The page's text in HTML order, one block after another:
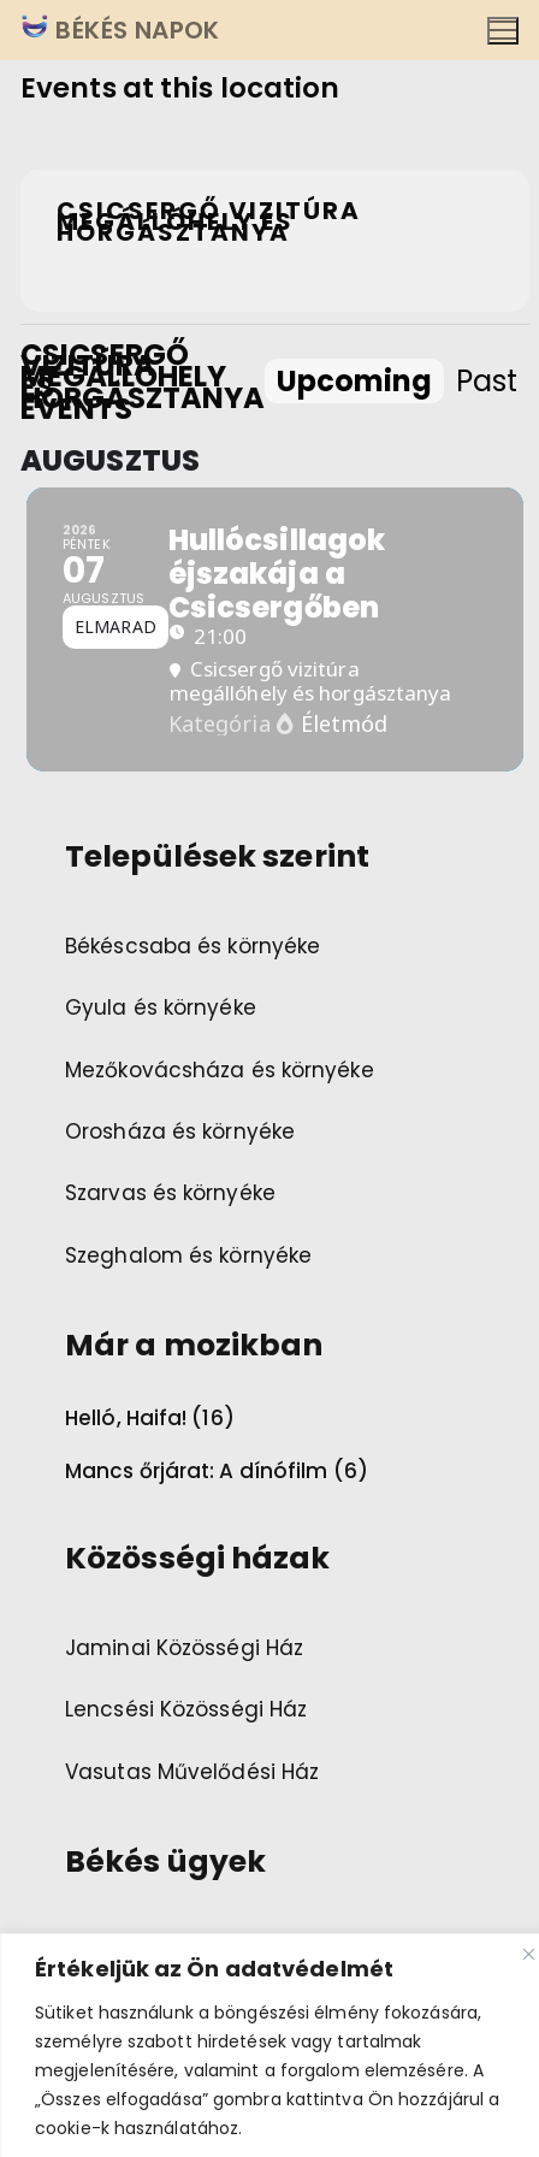
Értékeljük az Ön adatvédelmét
Sütiket használunk a böngészési élmény fokozására,
személyre szabott hirdetések vagy tartalmak
megjelenítésére, valamint a forgalom elemzésére. A
„Összes elfogadása” gombra kattintva Ön hozzájárul a
cookie-k használatához.
Ugrás
a
tartalomra
BÉKÉS NAPOK
Events at this location
CSICSERGŐ VIZITÚRA
MEGÁLLÓHELY ÉS
HORGÁSZTANYA
CSICSERGŐ
VIZITÚRA
MEGÁLLÓHELY
ÉS
HORGÁSZTANYA
EVENTS
Upcoming
Past
AUGUSZTUS
2026
PÉNTEK
07
AUGUSZTUS
ELMARAD
Hullócsillagok
éjszakája a
Csicsergőben
21:00
Csicsergő vizitúra
megállóhely és horgásztanya
Kategória Életmód
Települések szerint
Békéscsaba és környéke
Gyula és környéke
Mezőkovácsháza és környéke
Orosháza és környéke
Szarvas és környéke
Szeghalom és környéke
Már a mozikban
Helló, Haifa! (16)
Mancs őrjárat: A dínófilm (6)
Közösségi házak
Jaminai Közösségi Ház
Lencsési Közösségi Ház
Vasutas Művelődési Ház
Békés ügyek
Esemény ajánlása
Bemutatkozás